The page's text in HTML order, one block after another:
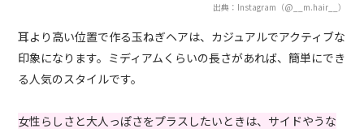
出典：Instagram（@__m.hair__）
耳より高い位置で作る玉ねぎヘアは、カジュアルでアクティブな
印象になります。ミディアムくらいの長さがあれば、簡単にでき
る人気のスタイルです。
女性らしさと大人っぽさをプラスしたいときは、サイドやうな